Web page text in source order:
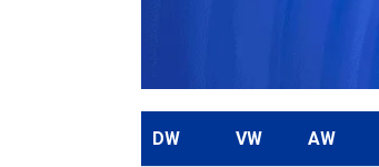
DW VW AW